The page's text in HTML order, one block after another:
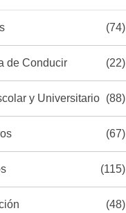
(74)
de Conducir (22)
y Universitario (88)
(67)
(115)
(48)